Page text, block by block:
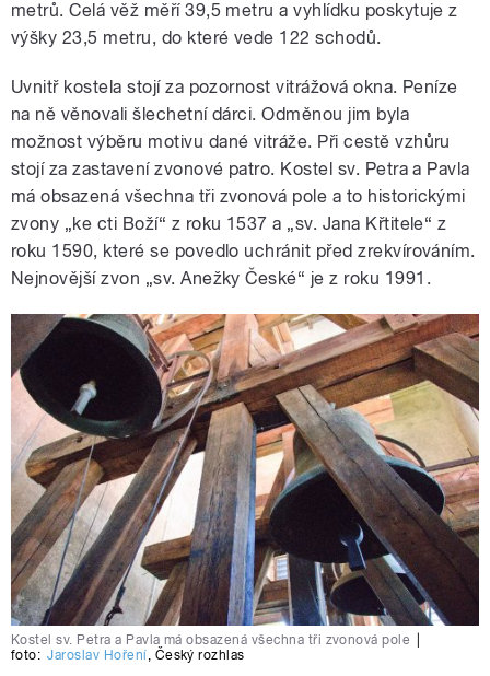
metrů. Celá věž měří 39,5 metru a vyhlídku poskytuje z
výšky 23,5 metru, do které vede 122 schodů.
Uvnitř kostela stojí za pozornost vitrážová okna. Peníze
na ně věnovali šlechetní dárci. Odměnou jim byla
možnost výběru motivu dané vitráže. Při cestě vzhůru
stojí za zastavení zvonové patro. Kostel sv. Petra a Pavla
má obsazená všechna tři zvonová pole a to historickými
zvony „ke cti Boží“ z roku 1537 a „sv. Jana Křtitele“ z
roku 1590, které se povedlo uchránit před zrekvírováním.
Nejnovější zvon „sv. Anežky České“ je z roku 1991.
Kostel sv. Petra a Pavla má obsazená všechna tři zvonová pole
foto: Jaroslav Hoření, Český rozhlas